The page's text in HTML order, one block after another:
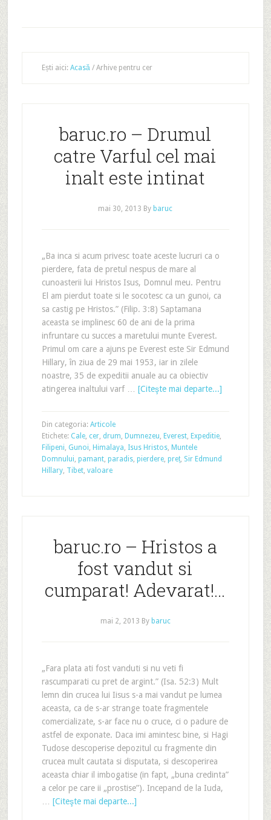
Ești aici: Acasă /Arhive pentru cer
baruc.ro – Drumul
catre Varful cel mai
inalt este intinat
mai 30, 2013 By baruc
„Ba inca si acum privesc toate aceste lucruri ca o
pierdere, fata de pretul nespus de mare al
cunoasterii lui Hristos Isus, Domnul meu. Pentru
El am pierdut toate si le socotesc ca un gunoi, ca
sa castig pe Hristos.” (Filip. 3:8) Saptamana
aceasta se implinesc 60 de ani de la prima
infruntare cu succes a maretului munte Everest.
Primul om care a ajuns pe Everest este Sir Edmund
Hillary, în ziua de 29 mai 1953, iar in zilele
noastre, 35 de expeditii anuale au ca obiectiv
atingerea inaltului varf … [Citeşte mai departe...]
Din categoria: Articole
Etichete: Cale, cer, drum, Dumnezeu, Everest, Expeditie,
Filipeni, Gunoi, Himalaya, Isus Hristos, Muntele
Domnului, pamant, paradis, pierdere, preț, Sir Edmund
Hillary, Tibet, valoare
baruc.ro – Hristos a
fost vandut si
cumparat! Adevarat!…
mai 2, 2013 By baruc
„Fara plata ati fost vanduti si nu veti fi
rascumparati cu pret de argint.” (Isa. 52:3) Mult
lemn din crucea lui Iisus s-a mai vandut pe lumea
aceasta, ca de s-ar strange toate fragmentele
comercializate, s-ar face nu o cruce, ci o padure de
astfel de exponate. Daca imi amintesc bine, si Hagi
Tudose descoperise depozitul cu fragmente din
crucea mult cautata si disputata, si descoperirea
aceasta chiar il imbogatise (in fapt, „buna credinta”
a celor pe care ii „prostise”). Incepand de la Iuda,
[Citeşte mai departe...]